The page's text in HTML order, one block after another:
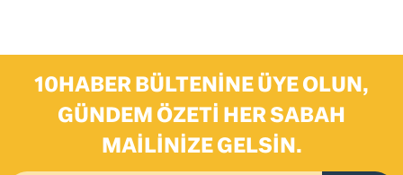
10HABER BÜLTENINE ÜYE OLUN,
GÜNDEM ÖZETI HER SABAH
MAILINIZE GELSIN.